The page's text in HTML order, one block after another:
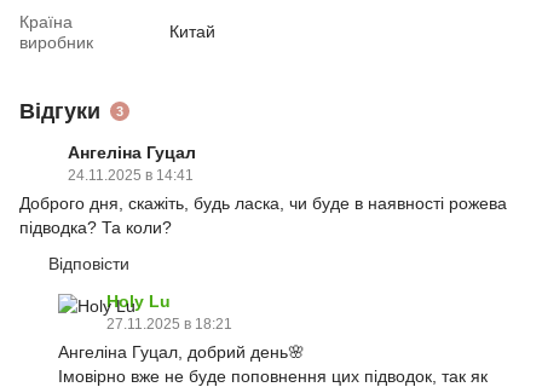
Країна
виробник
Китай
Відгуки 3
Ангеліна Гуцал
24.11.2025 в 14:41
Доброго дня, скажіть, будь ласка, чи буде в наявності рожева
підводка? Та коли?
Відповісти
Holy Lu
27.11.2025 в 18:21
Ангеліна Гуцал, добрий день🌸
Імовірно вже не буде поповнення цих підводок, так як